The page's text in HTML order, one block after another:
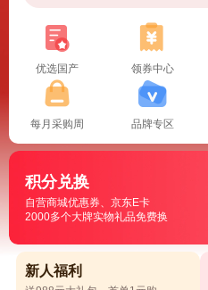
优选国产 领券中心
每月采购周 品牌专区
积分兑换
自营商城优惠券、京东E卡
2000多个大牌实物礼品免费换
新人福利